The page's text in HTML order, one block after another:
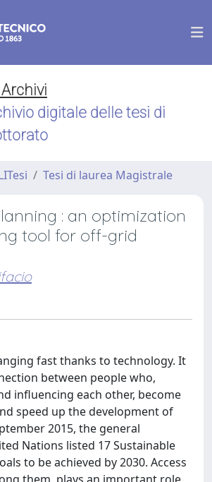
digitale delle tesi di
Tesi di laurea Magistrale
: an optimization
tool for off-grid
fast thanks to technology. It
between people who,
influencing each other, become
speed up the development of
2015, the general
Nations listed 17 Sustainable
to be achieved by 2030. Access